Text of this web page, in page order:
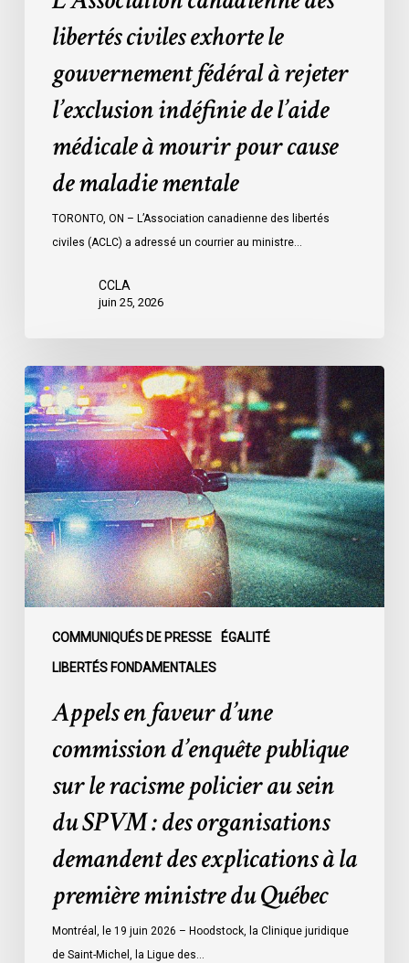
l’aide
médicale
mourir
cause
maladie
mentale
libertés civiles exhorte le
gouvernement fédéral à rejeter
l’exclusion indéfinie de l’aide
médicale à mourir pour cause
de maladie mentale
TORONTO, ON – L’Association canadienne des libertés
civiles (ACLC) a adressé un courrier au ministre…
CCLA
juin 25, 2026
COMMUNIQUÉS DE PRESSE ÉGALITÉ
LIBERTÉS FONDAMENTALES
Appels
en
faveur
d’une
commission
d’enquête
publique
sur
le
racisme
SPVM
organisations
explications
première
ministre
Appels en faveur d’une
commission d’enquête publique
sur le racisme policier au sein
du SPVM : des organisations
demandent des explications à la
première ministre du Québec
Montréal, le 19 juin 2026 – Hoodstock, la Clinique juridique
de Saint-Michel, la Ligue des…